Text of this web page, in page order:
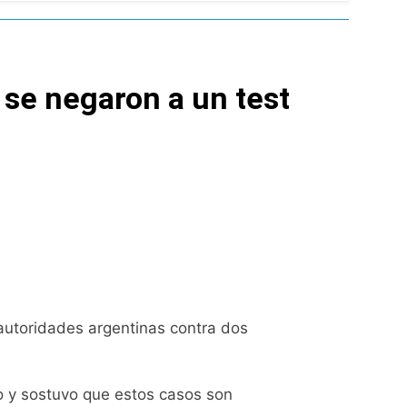
Gran Buenos Aires
negaron a un test
argentinas contra dos
sostuvo que estos casos son